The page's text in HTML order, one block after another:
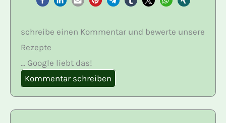
schreibe einen Kommentar und bewerte unsere
Rezepte
... Google liebt das!
Kommentar schreiben